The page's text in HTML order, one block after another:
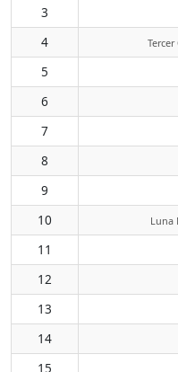
3
4
Tercer
5
6
7
8
9
10
Luna
11
12
13
14
15